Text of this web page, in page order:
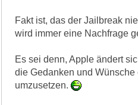
Fakt ist, das der Jailbreak
wird immer eine Nachfrage
Es sei denn, Apple ändert
die Gedanken und Wünsche
umzusetzen.